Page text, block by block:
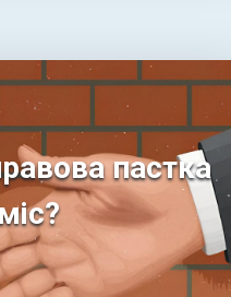
пастка